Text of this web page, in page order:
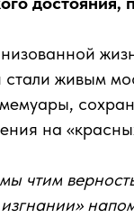
живым
на
чтим